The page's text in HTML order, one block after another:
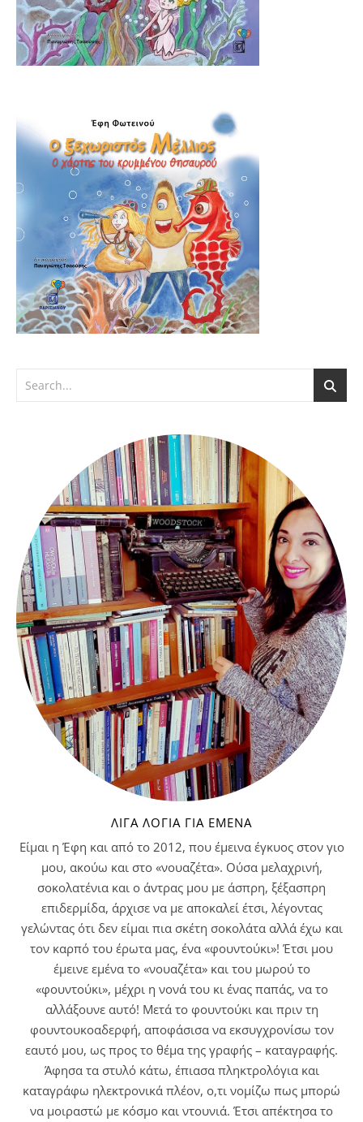
ΛΊΓΑ ΛΌΓΙΑ ΓΙΑ ΕΜΈΝΑ
Είμαι η Έφη και από το 2012, που έμεινα έγκυος στον γιο
μου, ακούω και στο «νουαζέτα». Ούσα μελαχρινή,
σοκολατένια και ο άντρας μου με άσπρη, ξέξασπρη
επιδερμίδα, άρχισε να με αποκαλεί έτσι, λέγοντας
γελώντας ότι δεν είμαι πια σκέτη σοκολάτα αλλά έχω και
τον καρπό του έρωτα μας, ένα «φουντούκι»! Έτσι μου
έμεινε εμένα το «νουαζέτα» και του μωρού το
«φουντούκι», μέχρι η νονά του κι ένας παπάς, να το
αλλάξουνε αυτό! Μετά το φουντούκι και πριν τη
φουντουκοαδερφή, αποφάσισα να εκσυγχρονίσω τον
εαυτό μου, ως προς το θέμα της γραφής – καταγραφής.
Άφησα τα στυλό κάτω, έπιασα πληκτρολόγια και
καταγράφω ηλεκτρονικά πλέον, ο,τι νομίζω πως μπορώ
να μοιραστώ με κόσμο και ντουνιά. Έτσι απέκτησα το